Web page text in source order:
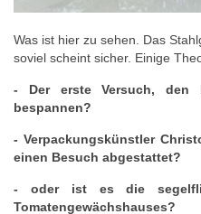
Was ist hier zu sehen. Das
soviel scheint sicher. Einige
- Der erste Versuch, den
bespannen?
- Verpackungskünstler
einen Besuch abgestattet?
- oder ist es die
Tomatengewächshauses?